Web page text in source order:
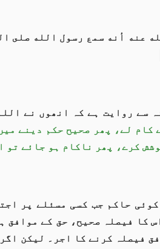
عنه أنه سمع رسول الله صلى
سے روایت ہے کہ انھوں نے
کام لے، پھر صحیح حکم دینے
کرے، پھر ناکام ہو جائے تو
حاکم جب کسی مسئلے پر
کا فیصلہ صحیح، حق کے
فیصلہ کرنے کا اجر۔ لیکن